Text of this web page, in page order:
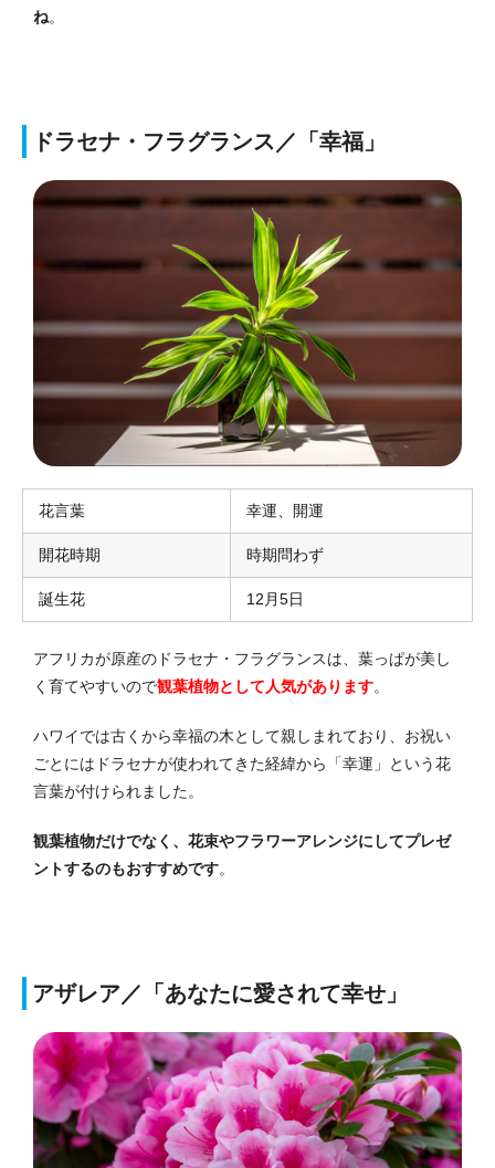
ね。
ドラセナ・フラグランス／「幸福」
花言葉 幸運、開運
開花時期 時期問わず
誕生花 12月5日
アフリカが原産のドラセナ・フラグランスは、葉っぱが美し
く育てやすいので観葉植物として人気があります。
ハワイでは古くから幸福の木として親しまれており、お祝い
ごとにはドラセナが使われてきた経緯から「幸運」という花
言葉が付けられました。
観葉植物だけでなく、花束やフラワーアレンジにしてプレゼ
ントするのもおすすめです。
アザレア／「あなたに愛されて幸せ」